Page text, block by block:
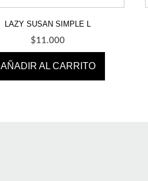
LAZY SUSAN SIMPLE L
$11.000
AÑADIR AL CARRITO